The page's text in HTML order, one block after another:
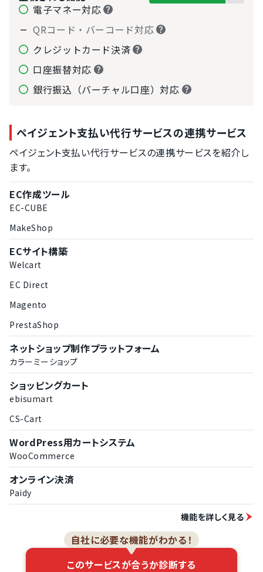
電子マネー対応
QRコード・バーコード対応
クレジットカード決済
口座振替対応
銀行振込（バーチャル口座）対応
ペイジェント支払い代行サービスの連携サービス
ペイジェント支払い代行サービスの連携サービスを紹介し
ます。
EC作成ツール
EC-CUBE
MakeShop
ECサイト構築
Welcart
EC Direct
Magento
PrestaShop
ネットショップ制作プラットフォーム
カラーミーショップ
ショッピングカート
ebisumart
CS-Cart
WordPress用カートシステム
WooCommerce
オンライン決済
Paidy
機能を詳しく見る
自社に必要な機能がわかる！
このサービスが合うか診断する